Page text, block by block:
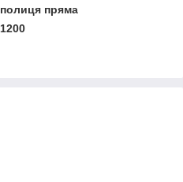
полиця пряма
1200